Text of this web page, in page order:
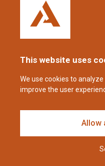
This website uses
We use cookies to
improve the user
Allow
Nederland
+31 (0)88 23 42 200
08.00 tot 16.00 uur (CET/CEST).
coppens@alltech.com
Follow us
Disclaimer